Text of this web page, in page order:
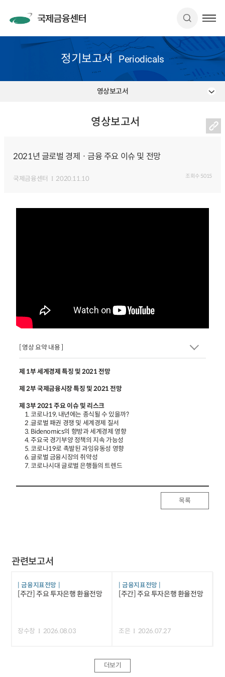
정기보고서 Periodicals
영상보고서
영상보고서
2021년 글로벌 경제ㆍ금융 주요 이슈 및 전망
국제금융센터 2020.11.10 조회수 5015
[ 영상 요약 내용 ]
제 1부 세계경제 특징 및 2021 전망
제 2부 국제금융시장 특징 및 2021 전망
제 3부 2021 주요 이슈 및 리스크
1. 코로나19, 내년에는 종식될 수 있을까?
2 .글로벌 패권 경쟁 및 세계경제 질서
3. Bidenomics의 향방과 세계경제 영향
4. 주요국 경기부양 정책의 지속 가능성
5. 코로나19로 촉발된 과잉유동성 영향
6. 글로벌 금융시장의 취약성
7. 코로나시대 글로벌 은행들의 트렌드
목록
관련보고서
금융지표전망
[주간] 주요 투자은행 환율전망
장수창 2026.08.03
금융지표전망
[주간] 주요 투자은행 환율전망
조은 2026.07.27
더보기